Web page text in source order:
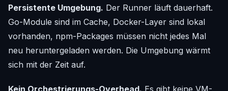
Persistente Umgebung. Der Runner läuft dauerhaft.
Go-Module sind im Cache, Docker-Layer sind lokal
vorhanden, npm-Packages müssen nicht jedes Mal
neu heruntergeladen werden. Die Umgebung wärmt
sich mit der Zeit auf.
Kein Orchestrierungs-Overhead. Es gibt keine VM-